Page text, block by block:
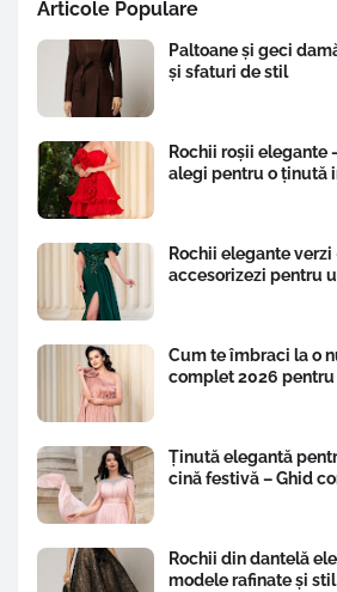
Articole Populare
Paltoane și geci
și sfaturi de stil
Rochii roșii elegante
alegi pentru o ținută
Rochii elegante verzi
accesorizezi pentru
Cum te îmbraci la o
complet 2026
Ținută elegantă
cină festivă – Ghid
Rochii din dantelă
modele rafinate și